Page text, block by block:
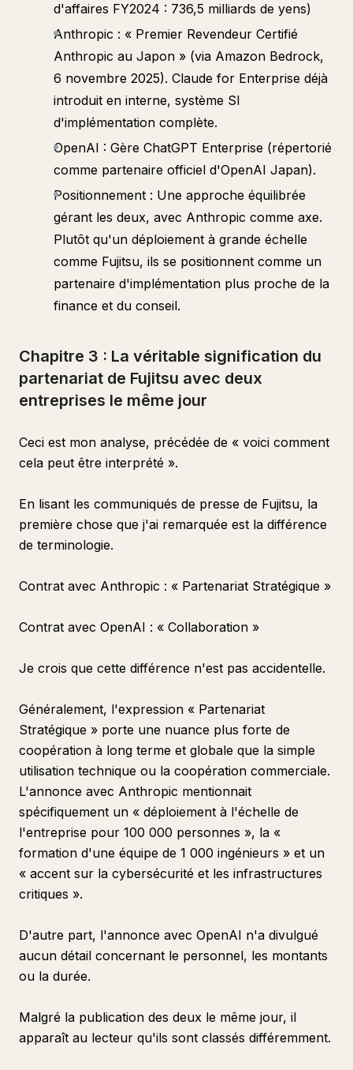
d'affaires FY2024 : 736,5 milliards de yens)
Anthropic : « Premier Revendeur Certifié
Anthropic au Japon » (via Amazon Bedrock,
6 novembre 2025). Claude for Enterprise déjà
introduit en interne, système SI
d'implémentation complète.
OpenAI : Gère ChatGPT Enterprise (répertorié
comme partenaire officiel d'OpenAI Japan).
Positionnement : Une approche équilibrée
gérant les deux, avec Anthropic comme axe.
Plutôt qu'un déploiement à grande échelle
comme Fujitsu, ils se positionnent comme un
partenaire d'implémentation plus proche de la
finance et du conseil.
Chapitre 3 : La véritable signification du
partenariat de Fujitsu avec deux
entreprises le même jour
Ceci est mon analyse, précédée de « voici comment
cela peut être interprété ».
En lisant les communiqués de presse de Fujitsu, la
première chose que j'ai remarquée est la différence
de terminologie.
Contrat avec Anthropic : « Partenariat Stratégique »
Contrat avec OpenAI : « Collaboration »
Je crois que cette différence n'est pas accidentelle.
Généralement, l'expression « Partenariat
Stratégique » porte une nuance plus forte de
coopération à long terme et globale que la simple
utilisation technique ou la coopération commerciale.
L'annonce avec Anthropic mentionnait
spécifiquement un « déploiement à l'échelle de
l'entreprise pour 100 000 personnes », la «
formation d'une équipe de 1 000 ingénieurs » et un
« accent sur la cybersécurité et les infrastructures
critiques ».
D'autre part, l'annonce avec OpenAI n'a divulgué
aucun détail concernant le personnel, les montants
ou la durée.
Malgré la publication des deux le même jour, il
apparaît au lecteur qu'ils sont classés différemment.